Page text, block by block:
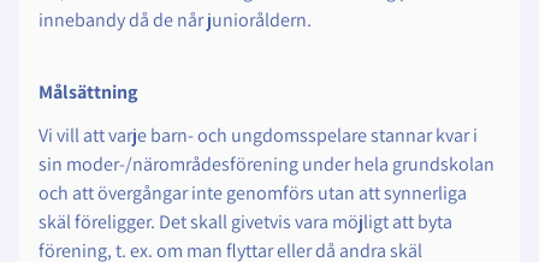
innebandy då de når junioråldern.
Målsättning
Vi vill att varje barn- och ungdomsspelare stannar kvar i
sin moder-/närområdesförening under hela grundskolan
och att övergångar inte genomförs utan att synnerliga
skäl föreligger. Det skall givetvis vara möjligt att byta
förening, t. ex. om man flyttar eller då andra skäl